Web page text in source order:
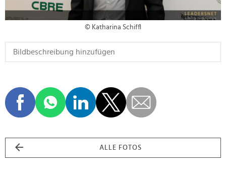
© Katharina Schiffl
ALLE FOTOS